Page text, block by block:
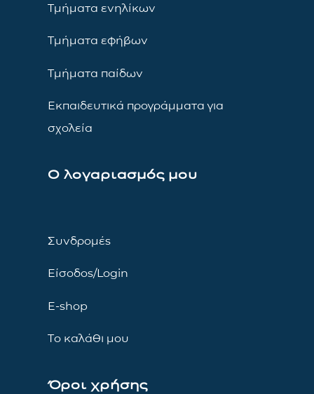
Τμήματα ενηλίκων
Τμήματα εφήβων
Τμήματα παίδων
Εκπαιδευτικά προγράμματα για
σχολεία
Ο λογαριασμός μου
Συνδρομές
Είσοδος/Login
E-shop
Το καλάθι μου
Όροι χρήσης